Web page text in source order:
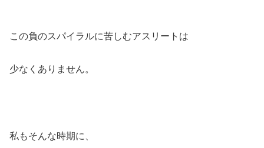
この負のスパイラルに苦しむアスリートは
少なくありません。
私もそんな時期に、